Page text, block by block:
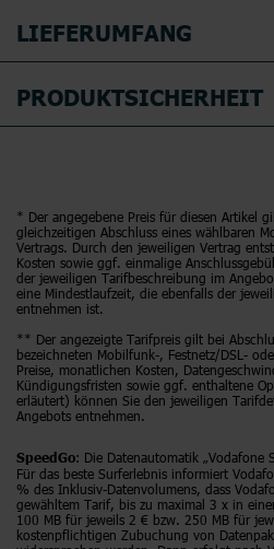
LIEFERUMFANG
PRODUKTSICHERHEIT
* Der angegebene Preis für diesen Artikel
gleichzeitigen Abschluss eines wählbaren
Vertrags. Durch den jeweiligen Vertrag
Kosten sowie ggf. einmalige
der jeweiligen Tarifbeschreibung im
eine Mindestlaufzeit, die ebenfalls der
entnehmen ist.
** Der angezeigte Tarifpreis gilt bei
bezeichneten Mobilfunk-, Festnetz/DSL-
Preise, monatlichen Kosten,
Kündigungsfristen sowie ggf. enthaltene
erläutert) können Sie den jeweiligen
Angebots entnehmen.
SpeedGo: Die Datenautomatik „Vodafone
Für das beste Surferlebnis informiert
% des Inklusiv-Datenvolumens, dass
gewähltem Tarif, bis zu maximal 3 x in
100 MB für jeweils 2 € bzw. 250 MB für
kostenpflichtigen Zubuchung von